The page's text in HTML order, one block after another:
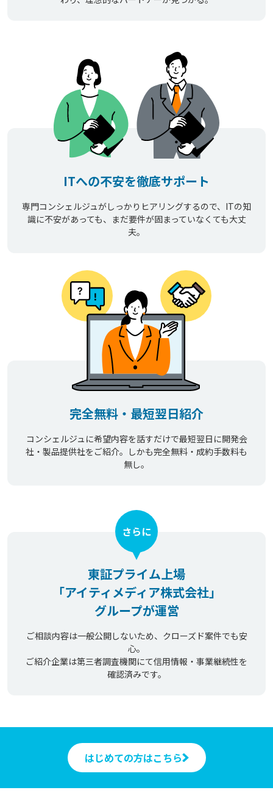
ITへの不安を徹底サポート
専門コンシェルジュがしっかりヒアリングするので、ITの知
識に不安があっても、まだ要件が固まっていなくても大丈
夫。
完全無料・最短翌日紹介
コンシェルジュに希望内容を話すだけで最短翌日に開発会
社・製品提供社をご紹介。しかも完全無料・成約手数料も
無し。
東証プライム上場
「アイティメディア株式会社」
グループが運営
さらに
ご相談内容は一般公開しないため、クローズド案件でも安
心。
ご紹介企業は第三者調査機関にて信用情報・事業継続性を
確認済みです。
はじめての方はこちら